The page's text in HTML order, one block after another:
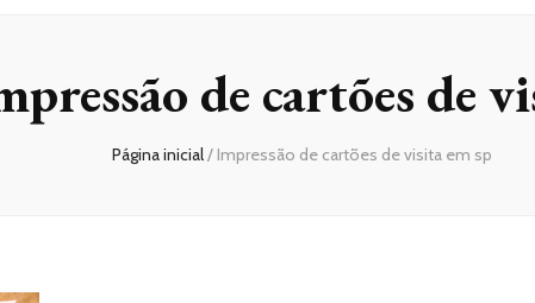
de cartões de
Página inicial/ Impressão de cartões de visita em sp